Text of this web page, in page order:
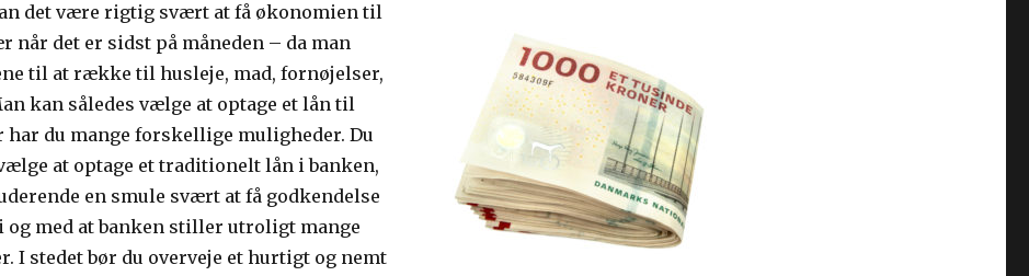
det være rigtig svært at få økonomien til
når det er sidst på måneden – da man
til at række til husleje, mad, fornøjelser,
kan således vælge at optage et lån til
har du mange forskellige muligheder. Du
at optage et traditionelt lån i banken,
en smule svært at få godkendelse
og med at banken stiller utroligt mange
I stedet bør du overveje et hurtigt og nemt